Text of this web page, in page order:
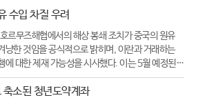
수입 차질 우려
르무즈해협에서의 해상 봉쇄 조치가 중국의 원유
냥한 것임을 공식적으로 밝히며, 이란과 거래하는
에 대한 제재 가능성을 시사했다. 이는 5월 예정된
회담을 앞두고 협상 지렛대를 확보하기 위한 전략
된다.15일(현지 시각) 스콧 베선트 미국 재무장관
소된 청년도약계좌